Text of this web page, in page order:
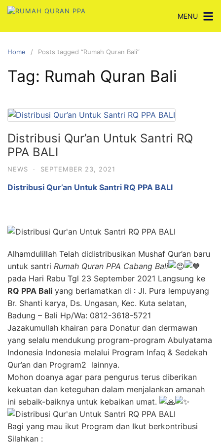
Skip
content
MENU
Home Posts tagged “Rumah Quran Bali”
Tag: Rumah Quran Bali
Distribusi Qur’an Untuk Santri RQ
PPA BALI
NEWS · SEPTEMBER 23, 2021
Distribusi Qur’an Untuk Santri RQ PPA BALI
Alhamdulillah Telah didistribusikan Mushaf Qur’an baru
untuk santri Rumah Quran PPA Cabang Bali
pada Hari Rabu Tgl 23 September 2021 Langsung ke
RQ PPA Bali yang berlamatkan di : Jl. Pura lempuyang
Br. Shanti karya, Ds. Ungasan, Kec. Kuta selatan,
Badung – Bali Hp/Wa: 0812-3618-5721
Jazakumullah khairan para Donatur dan dermawan
yang selalu mendukung program-program Abulyatama
Indonesia Indonesia melalui Program Infaq & Sedekah
Qur’an dan Program2 lainnya.
Mohon doanya agar para pengurus terus diberikan
kekuatan dan keteguhan dalam menjalankan amanah
ini sebaik-baiknya untuk kebaikan umat.
Bagi yang mau ikut Program dan Ikut berkontribusi
Silahkan :